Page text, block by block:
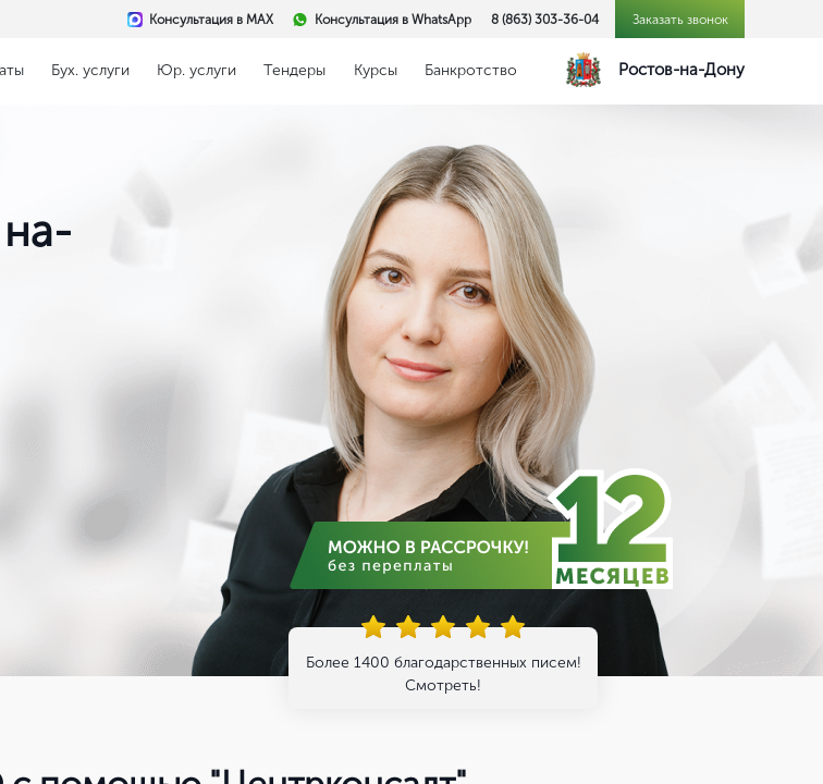
Консультация в MAX Консультация в WhatsApp 8 (863) 303-36-04 Заказать звонок
Бух. услуги Юр. услуги Тендеры Курсы Банкротство Ростов-на-Дону
Более 1400 благодарственных писем!
Смотреть!